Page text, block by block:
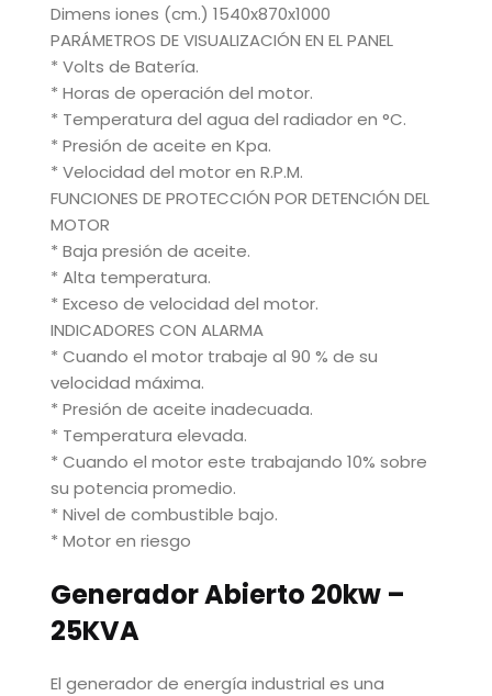
Dimens iones (cm.) 1540x870x1000
PARÁMETROS DE VISUALIZACIÓN EN EL PANEL
* Volts de Batería.
* Horas de operación del motor.
* Temperatura del agua del radiador en °C.
* Presión de aceite en Kpa.
* Velocidad del motor en R.P.M.
FUNCIONES DE PROTECCIÓN POR DETENCIÓN DEL
MOTOR
* Baja presión de aceite.
* Alta temperatura.
* Exceso de velocidad del motor.
INDICADORES CON ALARMA
* Cuando el motor trabaje al 90 % de su
velocidad máxima.
* Presión de aceite inadecuada.
* Temperatura elevada.
* Cuando el motor este trabajando 10% sobre
su potencia promedio.
* Nivel de combustible bajo.
* Motor en riesgo
Generador Abierto 20kw –
25KVA
El generador de energía industrial es una